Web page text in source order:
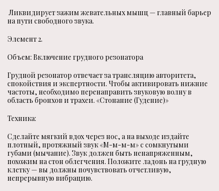
Ликвидирует зажим жевательных мышц — главный барьер
на пути свободного звука.
Элемент 2.
Объем: Включение грудного резонатора
Грудной резонатор отвечает за трансляцию авторитета,
спокойствия и экспертности. Чтобы активировать нижние
частоты, необходимо перенаправить звуковую волну в
область бронхов и трахеи. «Стонание (Гудение)»
Техника:
Сделайте мягкий вдох через нос, а на выходе издайте
плотный, протяжный звук «М-м-м-м» с сомкнутыми
губами (мычание). Звук должен быть ненапряженным,
похожим на стон облегчения. Положите ладонь на грудную
клетку — вы должны почувствовать отчетливую,
непрерывную вибрацию.